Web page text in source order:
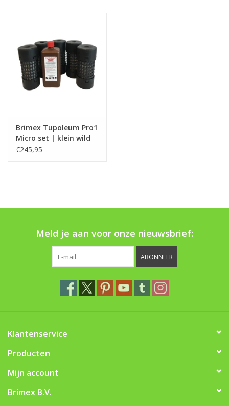
Brimex Tupoleum Pro1
Micro set | klein wild
€245,95
Meld je aan voor onze nieuwsbrief:
ABONNEER
Klantenservice
Producten
Mijn account
Brimex B.V.